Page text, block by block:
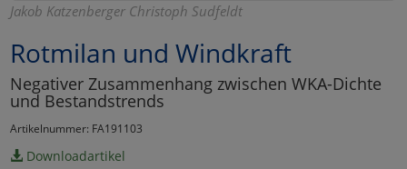
Jakob Katzenberger Christoph Sudfeldt
Rotmilan und Windkraft
Negativer Zusammenhang zwischen WKA-Dichte
und Bestandstrends
Artikelnummer: FA191103
Downloadartikel
Umfragetools